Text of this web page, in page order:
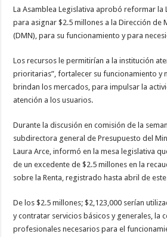
La Asamblea Legislativa aprobó reformar la
para asignar $2.5 millones a la Dirección de
(DMN), para su funcionamiento y para
Los recursos le permitirían a la institución
prioritarias”, fortalecer su funcionamiento y
brindan los mercados, para impulsar la
atención a los usuarios.
Durante la discusión en comisión de la
subdirectora general de Presupuesto del
Laura Arce, informó en la mesa legislativa
de un excedente de $2.5 millones en la
sobre la Renta, registrado hasta abril de
De los $2.5 millones; $2,123,000 serían
y contratar servicios básicos y generales, la
profesionales necesarios para el